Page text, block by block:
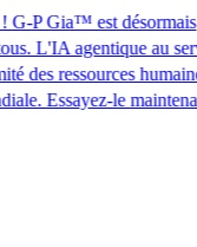
Gia™ est désormais
agentique au service
ressources humaines à
Essayez-le maintenant !​​